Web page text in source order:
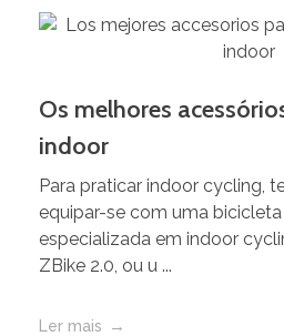
Os melhores
indoor
Para praticar indoor cycling,
equipar-se com uma
especializada em indoor
ZBike 2.0, ou u ...
Ler mais